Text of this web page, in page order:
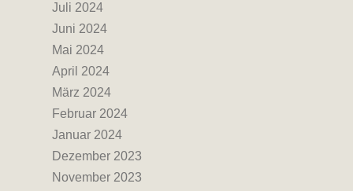
Juli 2024
Juni 2024
Mai 2024
April 2024
März 2024
Februar 2024
Januar 2024
Dezember 2023
November 2023